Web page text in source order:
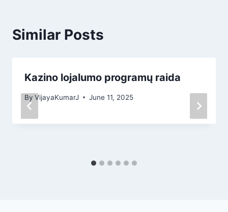
Similar Posts
Kazino lojalumo programų raida
By VijayaKumarJ June 11, 2025